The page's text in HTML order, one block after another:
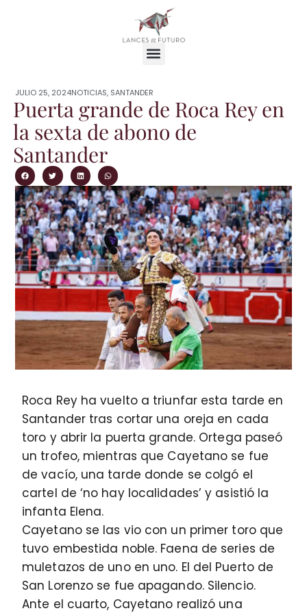
JULIO 25, 2024NOTICIAS, SANTANDER
Puerta grande de Roca Rey en
la sexta de abono de
Santander
Roca Rey ha vuelto a triunfar esta tarde en
Santander tras cortar una oreja en cada
toro y abrir la puerta grande. Ortega paseó
un trofeo, mientras que Cayetano se fue
de vacío, una tarde donde se colgó el
cartel de ‘no hay localidades’ y asistió la
infanta Elena.
Cayetano se las vio con un primer toro que
tuvo embestida noble. Faena de series de
muletazos de uno en uno. El del Puerto de
San Lorenzo se fue apagando. Silencio.
Ante el cuarto, Cayetano realizó una